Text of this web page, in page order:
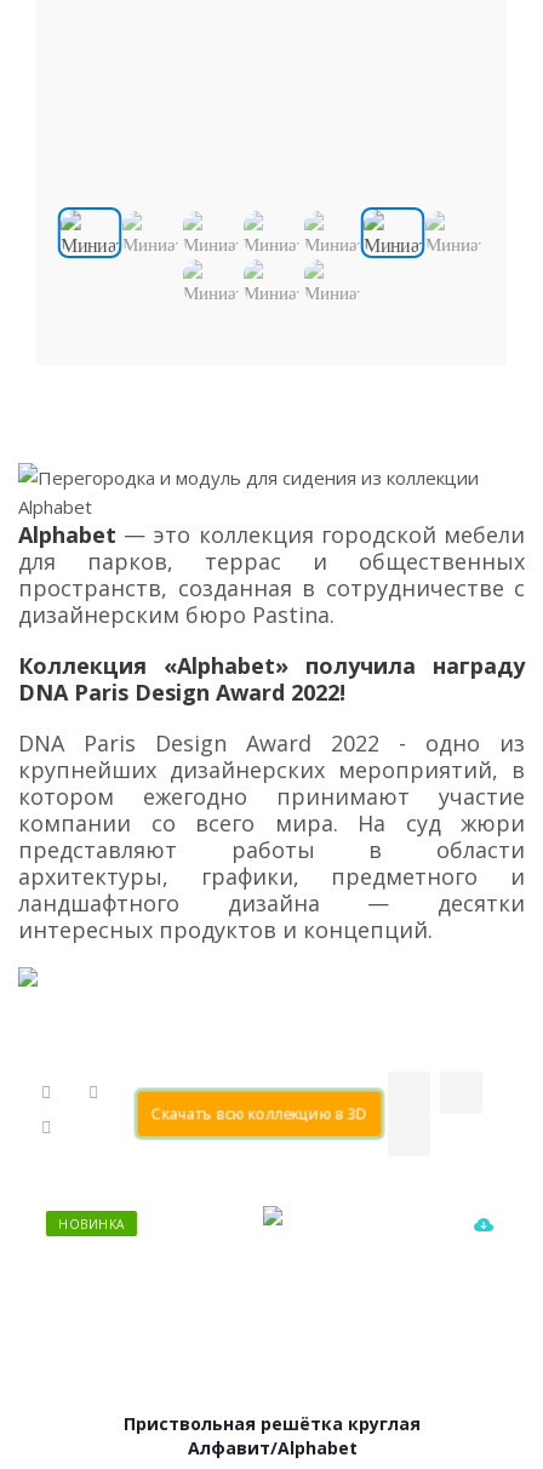
Alphabet — это коллекция городской мебели
для парков, террас и общественных
пространств, созданная в сотрудничестве с
дизайнерским бюро Pastina.
Коллекция «Alphabet» получила награду
DNA Paris Design Award 2022!
DNA Paris Design Award 2022 - одно из
крупнейших дизайнерских мероприятий, в
котором ежегодно принимают участие
компании со всего мира. На суд жюри
представляют работы в области
архитектуры, графики, предметного и
ландшафтного дизайна — десятки
интересных продуктов и концепций.
Скачать всю коллекцию в 3D
НОВИНКА
Приствольная решётка круглая
Алфавит/Alphabet